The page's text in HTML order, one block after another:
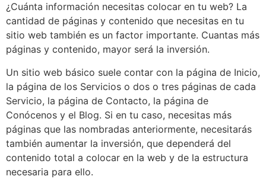
¿Cuánta información necesitas colocar en tu web? La
cantidad de páginas y contenido que necesitas en tu
sitio web también es un factor importante. Cuantas más
páginas y contenido, mayor será la inversión.
Un sitio web básico suele contar con la página de Inicio,
la página de los Servicios o dos o tres páginas de cada
Servicio, la página de Contacto, la página de
Conócenos y el Blog. Si en tu caso, necesitas más
páginas que las nombradas anteriormente, necesitarás
también aumentar la inversión, que dependerá del
contenido total a colocar en la web y de la estructura
necesaria para ello.